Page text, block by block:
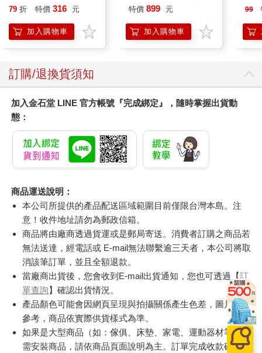
79 折 特價 316 元
加入購物車
特價 899 元
加入購物車
99
訂購/退換貨須知
加入金石堂 LINE 官方帳號『完成綁定』，隨時掌握出貨動
態：
商品運送說明：
本公司所提供的產品配送區域範圍目前僅限台灣本島。注
意！收件地址請勿為郵政信箱。
商品將由廠商透過貨運或是郵局寄送。消費者訂購之商品若
無法送達，經電話或 E-mail無法聯繫逾三天者，本公司將取
消該筆訂單，並且全額退款。
當廠商出貨後，您會收到E-mail出貨通知，您也可透過【訂
單查詢】確認出貨情況。
產品顏色可能會因網頁呈現與拍攝關係產生色差，圖片僅供
參考，商品依實際供貨樣式為準。
如果是大型商品（如：傢俱、床墊、家電、運動器材等）及
需安裝商品，請依商品頁面說明為主。訂單完成收款確認